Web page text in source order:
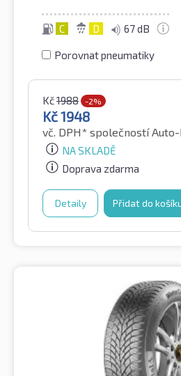
C D 67 dB
Porovnat pneumatiky
Kč1988 -2%
Kč1948
vč. DPH* společností Auto-
NA SKLADĚ
Doprava zdarma
Detaily Přidat do